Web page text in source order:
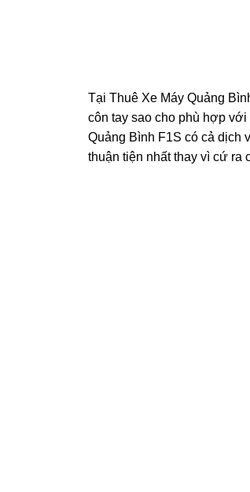
Tại Thuê Xe Máy Quảng
côn tay sao cho phù hợp
Quảng Bình F1S có cả dịch
thuận tiện nhất thay vì cứ ra